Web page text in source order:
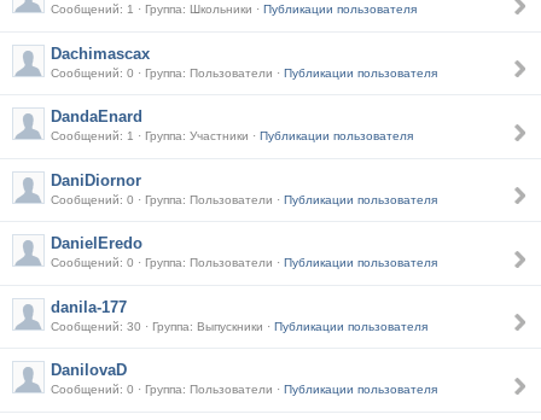
Сообщений: 1 · Группа: Школьники · Публикации пользователя
Dachimascax
Сообщений: 0 · Группа: Пользователи · Публикации пользователя
DandaEnard
Сообщений: 1 · Группа: Участники · Публикации пользователя
DaniDiornor
Сообщений: 0 · Группа: Пользователи · Публикации пользователя
DanielEredo
Сообщений: 0 · Группа: Пользователи · Публикации пользователя
danila-177
Сообщений: 30 · Группа: Выпускники · Публикации пользователя
DanilovaD
Сообщений: 0 · Группа: Пользователи · Публикации пользователя